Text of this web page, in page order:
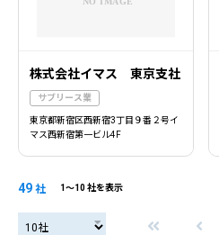
株式会社イマス 東京支社
サブリース業
東京都新宿区西新宿3丁目９番２号イ
マス西新宿第一ビル4F
49 社 1〜10 社を表示
20社